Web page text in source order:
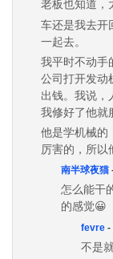
老板也知道，
车还是我去开
一起去。
我平时不动手
公司打开发动
出钱。我说，
我修好了他就
他是学机械的
厉害的，所以
南半球夜猫
怎么能干
的感觉😀
fevre -
不是